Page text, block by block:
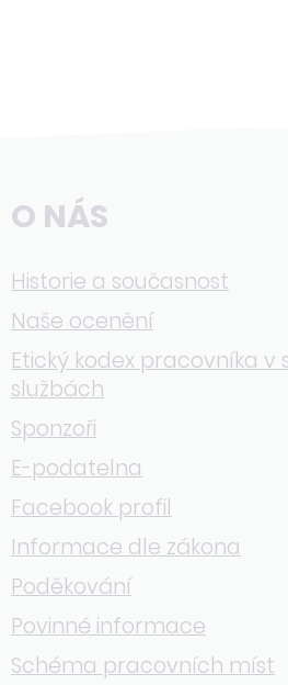
O NÁS
Historie a současnost
Naše ocenění
Etický kodex pracovníka v
službách
Sponzoři
E-podatelna
Facebook profil
Informace dle zákona
Poděkování
Povinné informace
Schéma pracovních míst